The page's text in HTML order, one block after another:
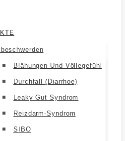
Blähungen Und Völlegefühl
Durchfall (Diarrhoe)
Leaky Gut Syndrom
Reizdarm-Syndrom
SIBO